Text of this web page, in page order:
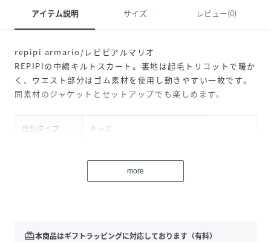
アイテム説明 サイズ レビュー(0)
repipi armario/レピピアルマリオ
REPIPIの中綿キルトスカート。裏地は起毛トリコットで暖か
く、ウエスト部分はゴム素材を使用し動きやすい一枚です。
同素材のジャケットとセットアップでも楽しめます。
性別タイプ キッズ
本体:ポリエステル100%
サイズ
more
redeem本商品はギフトラッピングに対応しております（有料）